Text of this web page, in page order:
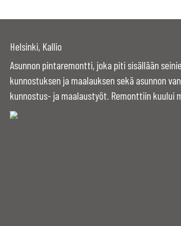
Helsinki, Kallio
Asunnon pintaremontti, joka piti sisällään
kunnostuksen ja maalauksen sekä asunnon
kunnostus- ja maalaustyöt. Remonttiin kuului